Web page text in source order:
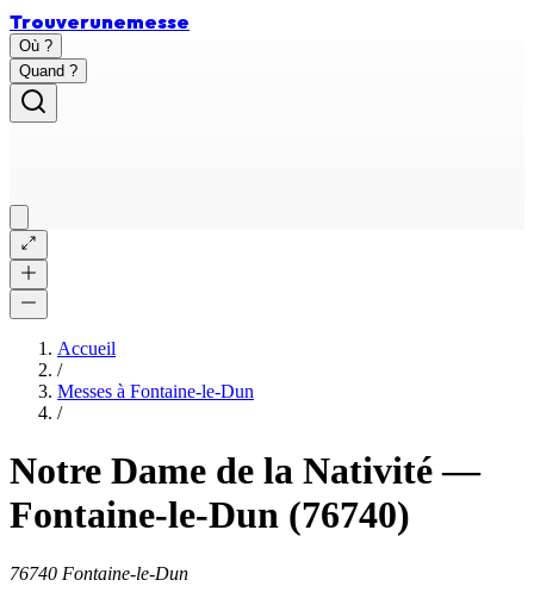
Trouverunemesse
Où ?
Quand ?
Accueil
/
Messes à Fontaine-le-Dun
/
Notre Dame de la Nativité—
Fontaine-le-Dun (76740)
76740 Fontaine-le-Dun